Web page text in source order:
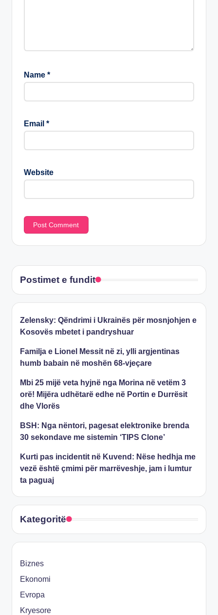
Name *
Email *
Website
Postimet e fundit
Zelensky: Qëndrimi i Ukrainës për mosnjohjen e
Kosovës mbetet i pandryshuar
Familja e Lionel Messit në zi, ylli argjentinas
humb babain në moshën 68-vjeçare
Mbi 25 mijë veta hyjnë nga Morina në vetëm 3
orë! Mijëra udhëtarë edhe në Portin e Durrësit
dhe Vlorës
BSH: Nga nëntori, pagesat elektronike brenda
30 sekondave me sistemin ‘TIPS Clone’
Kurti pas incidentit në Kuvend: Nëse hedhja me
vezë është çmimi për marrëveshje, jam i lumtur
ta paguaj
Kategoritë
Biznes
Ekonomi
Evropa
Kryesore